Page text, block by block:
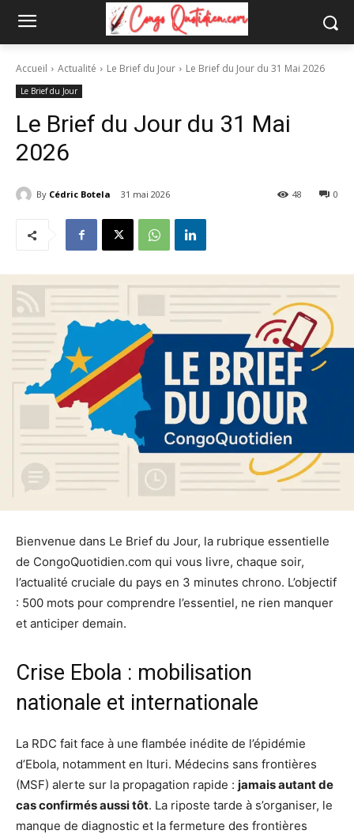
Accueil Actualité Le Brief du Jour Le Brief du Jour du 31 Mai 2026
Le Brief du Jour
Le Brief du Jour du 31 Mai
2026
By Cédric Botela 31 mai 2026 0
48
Bienvenue dans Le Brief du Jour, la rubrique essentielle
de CongoQuotidien.com qui vous livre, chaque soir,
l’actualité cruciale du pays en 3 minutes chrono. L’objectif
: 500 mots pour comprendre l’essentiel, ne rien manquer
et anticiper demain.
Crise Ebola : mobilisation
nationale et internationale
La RDC fait face à une flambée inédite de l’épidémie
d’Ebola, notamment en Ituri. Médecins sans frontières
(MSF) alerte sur la propagation rapide : jamais autant de
cas confirmés aussi tôt. La riposte tarde à s’organiser, le
manque de diagnostic et la fermeture des frontières